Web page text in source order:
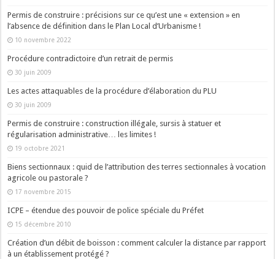
Permis de construire : précisions sur ce qu’est une « extension » en
l’absence de définition dans le Plan Local d’Urbanisme !
10 novembre 2022
Procédure contradictoire d’un retrait de permis
30 juin 2009
Les actes attaquables de la procédure d’élaboration du PLU
30 juin 2009
Permis de construire : construction illégale, sursis à statuer et
régularisation administrative… les limites !
19 octobre 2021
Biens sectionnaux : quid de l’attribution des terres sectionnales à vocation
agricole ou pastorale ?
17 novembre 2015
ICPE – étendue des pouvoir de police spéciale du Préfet
15 décembre 2010
Création d’un débit de boisson : comment calculer la distance par rapport
à un établissement protégé ?